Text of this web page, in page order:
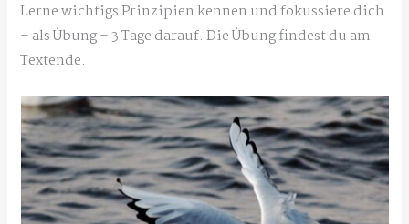
Lerne wichtigs Prinzipien kennen und fokussiere dich
– als Übung – 3 Tage darauf. Die Übung findest du am
Textende.